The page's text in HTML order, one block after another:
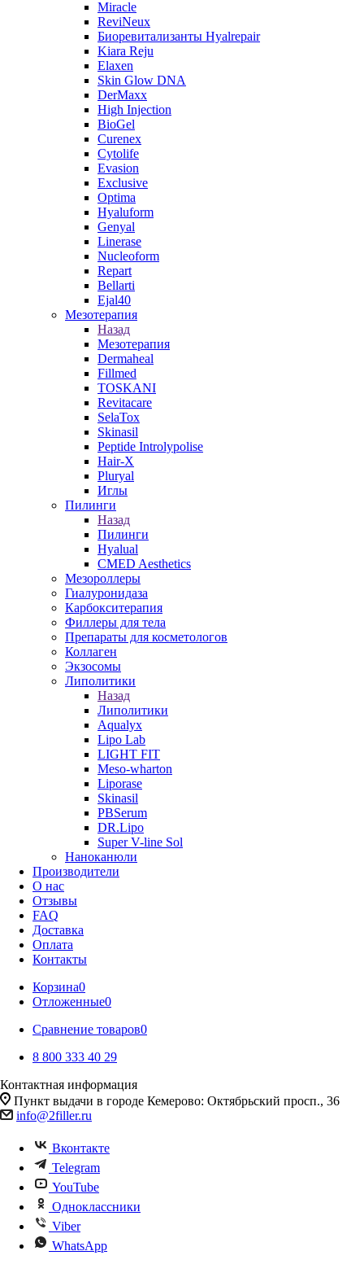
Miracle
ReviNeux
Биоревитализанты Hyalrepair
Kiara Reju
Elaxen
Skin Glow DNA
DerMaxx
High Injection
BioGel
Curenex
Cytolife
Evasion
Exclusive
Optima
Hyaluform
Genyal
Linerase
Nucleoform
Repart
Bellarti
Ejal40
Мезотерапия
Назад
Мезотерапия
Dermaheal
Fillmed
TOSKANI
Revitacare
SelaTox
Skinasil
Peptide Introlypolise
Hair-X
Pluryal
Иглы
Пилинги
Назад
Пилинги
Hyalual
CMED Aesthetics
Мезороллеры
Гиалуронидаза
Карбокситерапия
Филлеры для тела
Препараты для косметологов
Коллаген
Экзосомы
Липолитики
Назад
Липолитики
Aqualyx
Lipo Lab
LIGHT FIT
Meso-wharton
Liporase
Skinasil
PBSerum
DR.Lipo
Super V-line Sol
Наноканюли
Производители
О нас
Отзывы
FAQ
Доставка
Оплата
Контакты
Корзина0
Отложенные0
Сравнение товаров0
8 800 333 40 29
Контактная информация
Пункт выдачи в городе Кемерово: Октябрьский просп., 36
info@2filler.ru
Вконтакте
Telegram
YouTube
Одноклассники
Viber
WhatsApp